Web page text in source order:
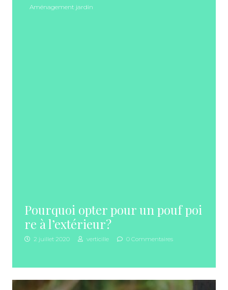
Aménagement jardin
Pourquoi opter pour un pouf poi
re à l’extérieur?
2 juillet 2020 verticille 0 Commentaires